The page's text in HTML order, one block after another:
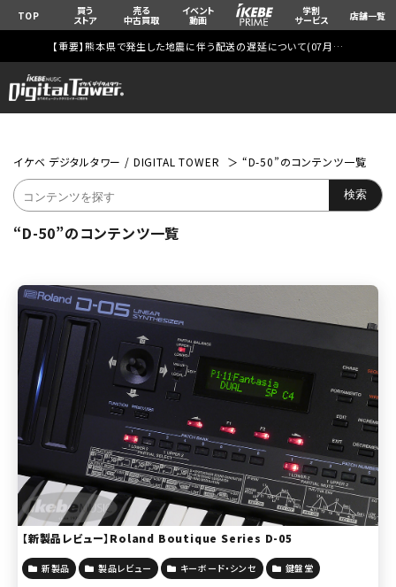
TOP 買う
ストア
売る
中古買取
イベント
動画
学割
サービス 店舗一覧
【重要】熊本県で発生した地震に伴う配送の遅延について(07月29日
イケベ デジタルタワー / DIGITAL TOWER “D-50”のコンテンツ一覧
“D-50”のコンテンツ一覧
【新製品レビュー】Roland Boutique Series D-05
新製品 製品レビュー キーボード・シンセ 鍵盤堂